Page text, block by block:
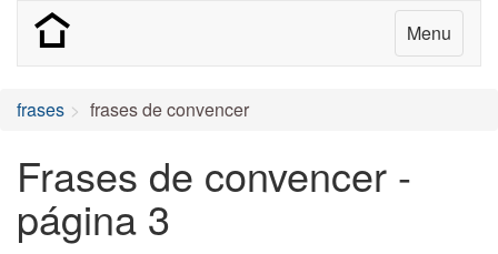
Menu
frases frases de convencer
Frases de convencer -
página 3